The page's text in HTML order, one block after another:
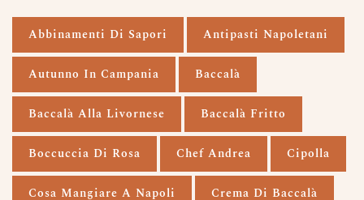
Abbinamenti Di Sapori Antipasti Napoletani
Autunno In Campania Baccalà
Baccalà Alla Livornese Baccalà Fritto
Boccuccia Di Rosa Chef Andrea Cipolla
Cosa Mangiare A Napoli Crema Di Baccalà